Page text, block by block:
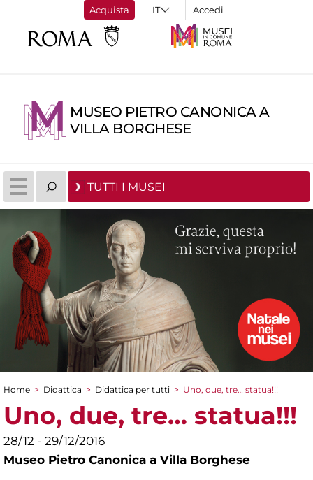
Acquista Accedi
MUSEO PIETRO CANONICA A
VILLA BORGHESE
TUTTI I MUSEI
Tu sei qui
Home > Didattica > Didattica per tutti > Uno, due, tre… statua!!!
Uno, due, tre… statua!!!
28/12 - 29/12/2016
Museo Pietro Canonica a Villa Borghese